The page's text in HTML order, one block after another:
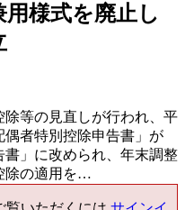
様式を廃止し
等の見直しが行われ、平
偶者特別控除申告書」が
書」に改められ、年末調整
除の適用を…